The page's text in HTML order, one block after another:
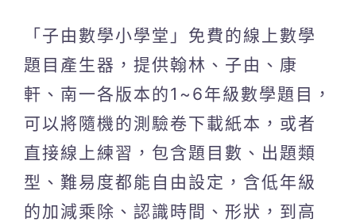
「子由數學小學堂」免費的線上數學
題目產生器，提供翰林、子由、康
軒、南一各版本的1~6年級數學題目，
可以將隨機的測驗卷下載紙本，或者
直接線上練習，包含題目數、出題類
型、難易度都能自由設定，含低年級
的加減乘除、認識時間、形狀，到高